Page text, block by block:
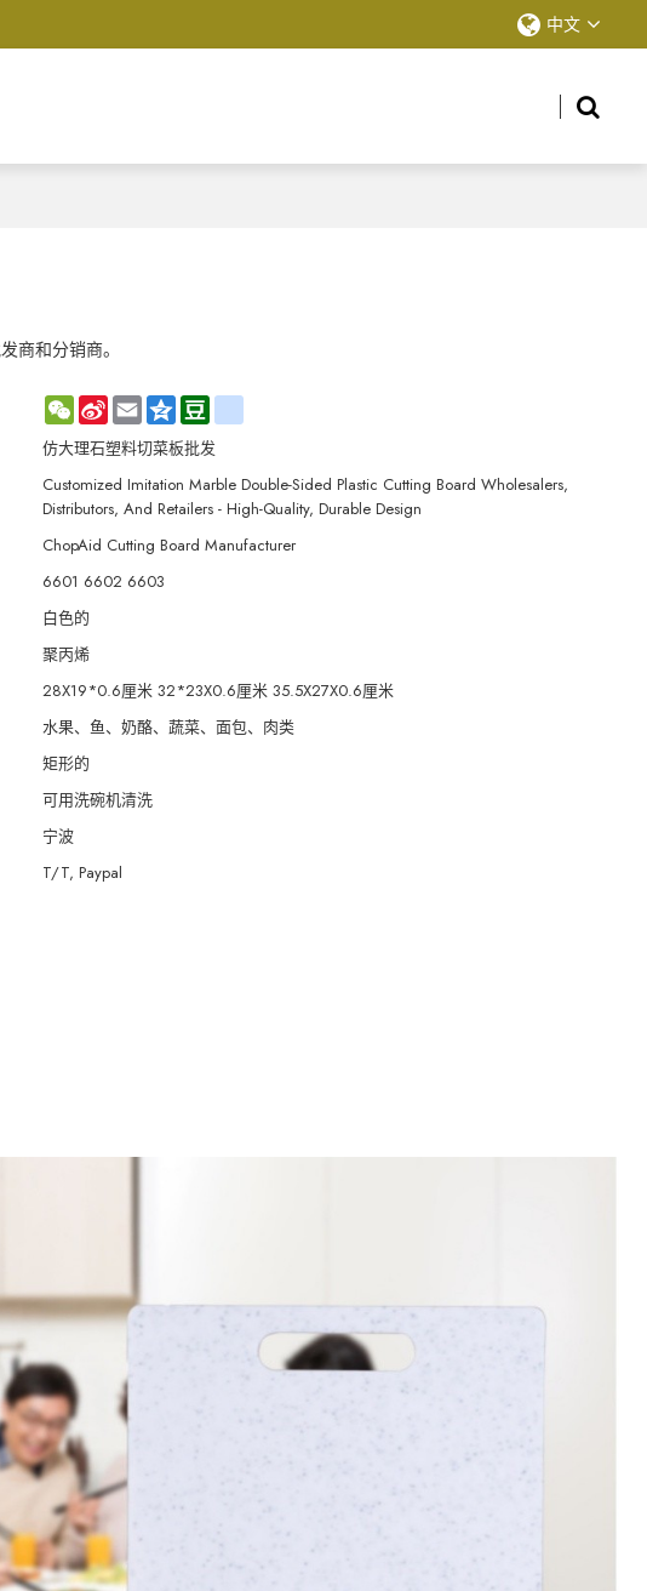
中文
商和分销商。
WeChat
Sina
Weibo
Email QzoneDouban
仿大理石塑料切菜板批发
Customized Imitation Marble Double-Sided Plastic Cutting Board Wholesalers,
Distributors, And Retailers - High-Quality, Durable Design
ChopAid Cutting Board Manufacturer
6601 6602 6603
白色的
聚丙烯
28X19*0.6厘米 32*23X0.6厘米 35.5X27X0.6厘米
水果、鱼、奶酪、蔬菜、面包、肉类
矩形的
可用洗碗机清洗
宁波
T/T, Paypal